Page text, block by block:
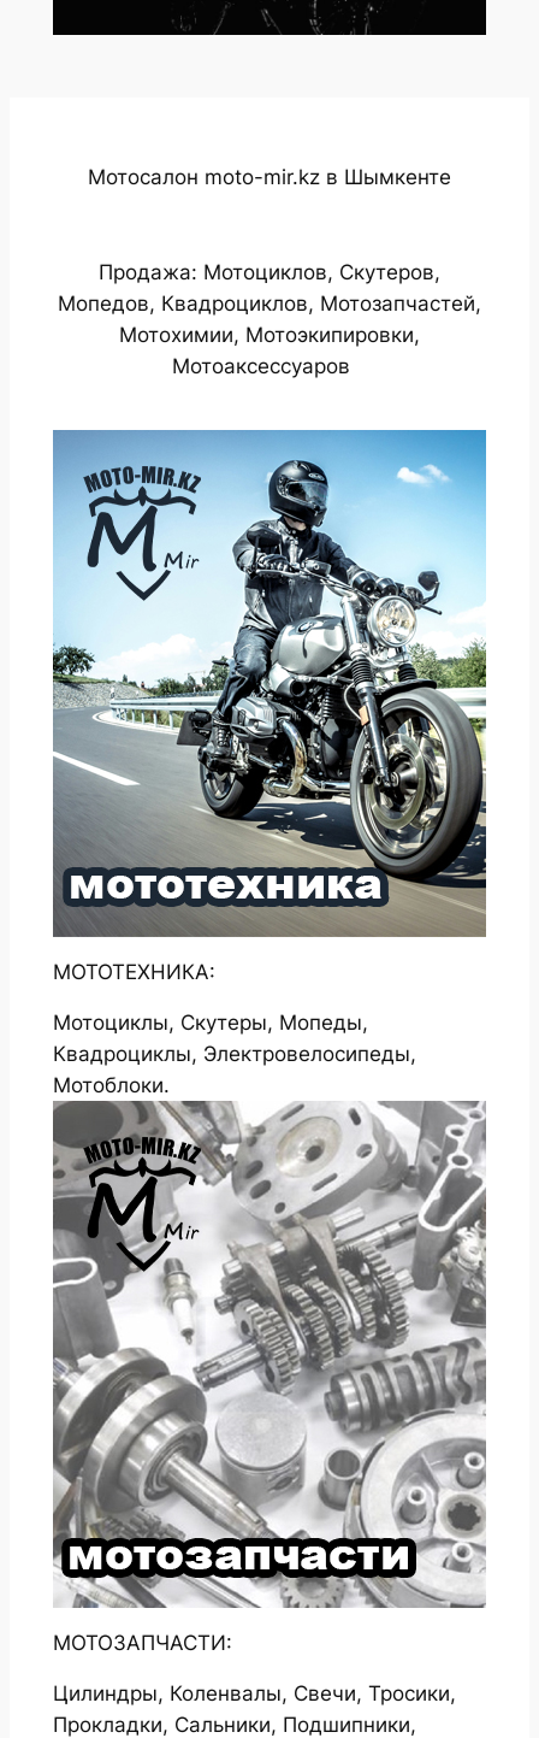
Мотосалон moto-mir.kz в Шымкенте
Продажа: Мотоциклов, Скутеров,
Мопедов, Квадроциклов, Мотозапчастей,
Мотохимии, Мотоэкипировки,
Мотоаксессуаров
МОТОТЕХНИКА:
Мотоциклы, Скутеры, Мопеды,
Квадроциклы, Электровелосипеды,
Мотоблоки.
МОТОЗАПЧАСТИ:
Цилиндры, Коленвалы, Свечи, Тросики,
Прокладки, Сальники, Подшипники,